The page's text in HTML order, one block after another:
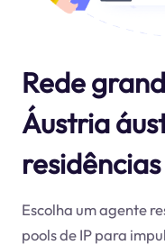
Rede
Áustria
residências
Escolha um agente
pools de IP para